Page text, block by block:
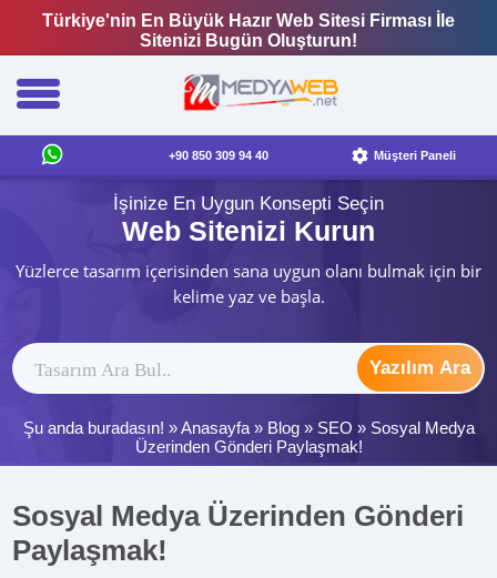
Türkiye'nin En Büyük Hazır Web Sitesi Firması İle
Sitenizi Bugün Oluşturun!
+90 850 309 94 40 Müşteri Paneli
İşinize En Uygun Konsepti Seçin
Web Sitenizi Kurun
Yüzlerce tasarım içerisinden sana uygun olanı bulmak için bir
kelime yaz ve başla.
Yazılım Ara
Şu anda buradasın! »Anasayfa» Blog» SEO » Sosyal Medya
Üzerinden Gönderi Paylaşmak!
Sosyal Medya Üzerinden Gönderi
Paylaşmak!